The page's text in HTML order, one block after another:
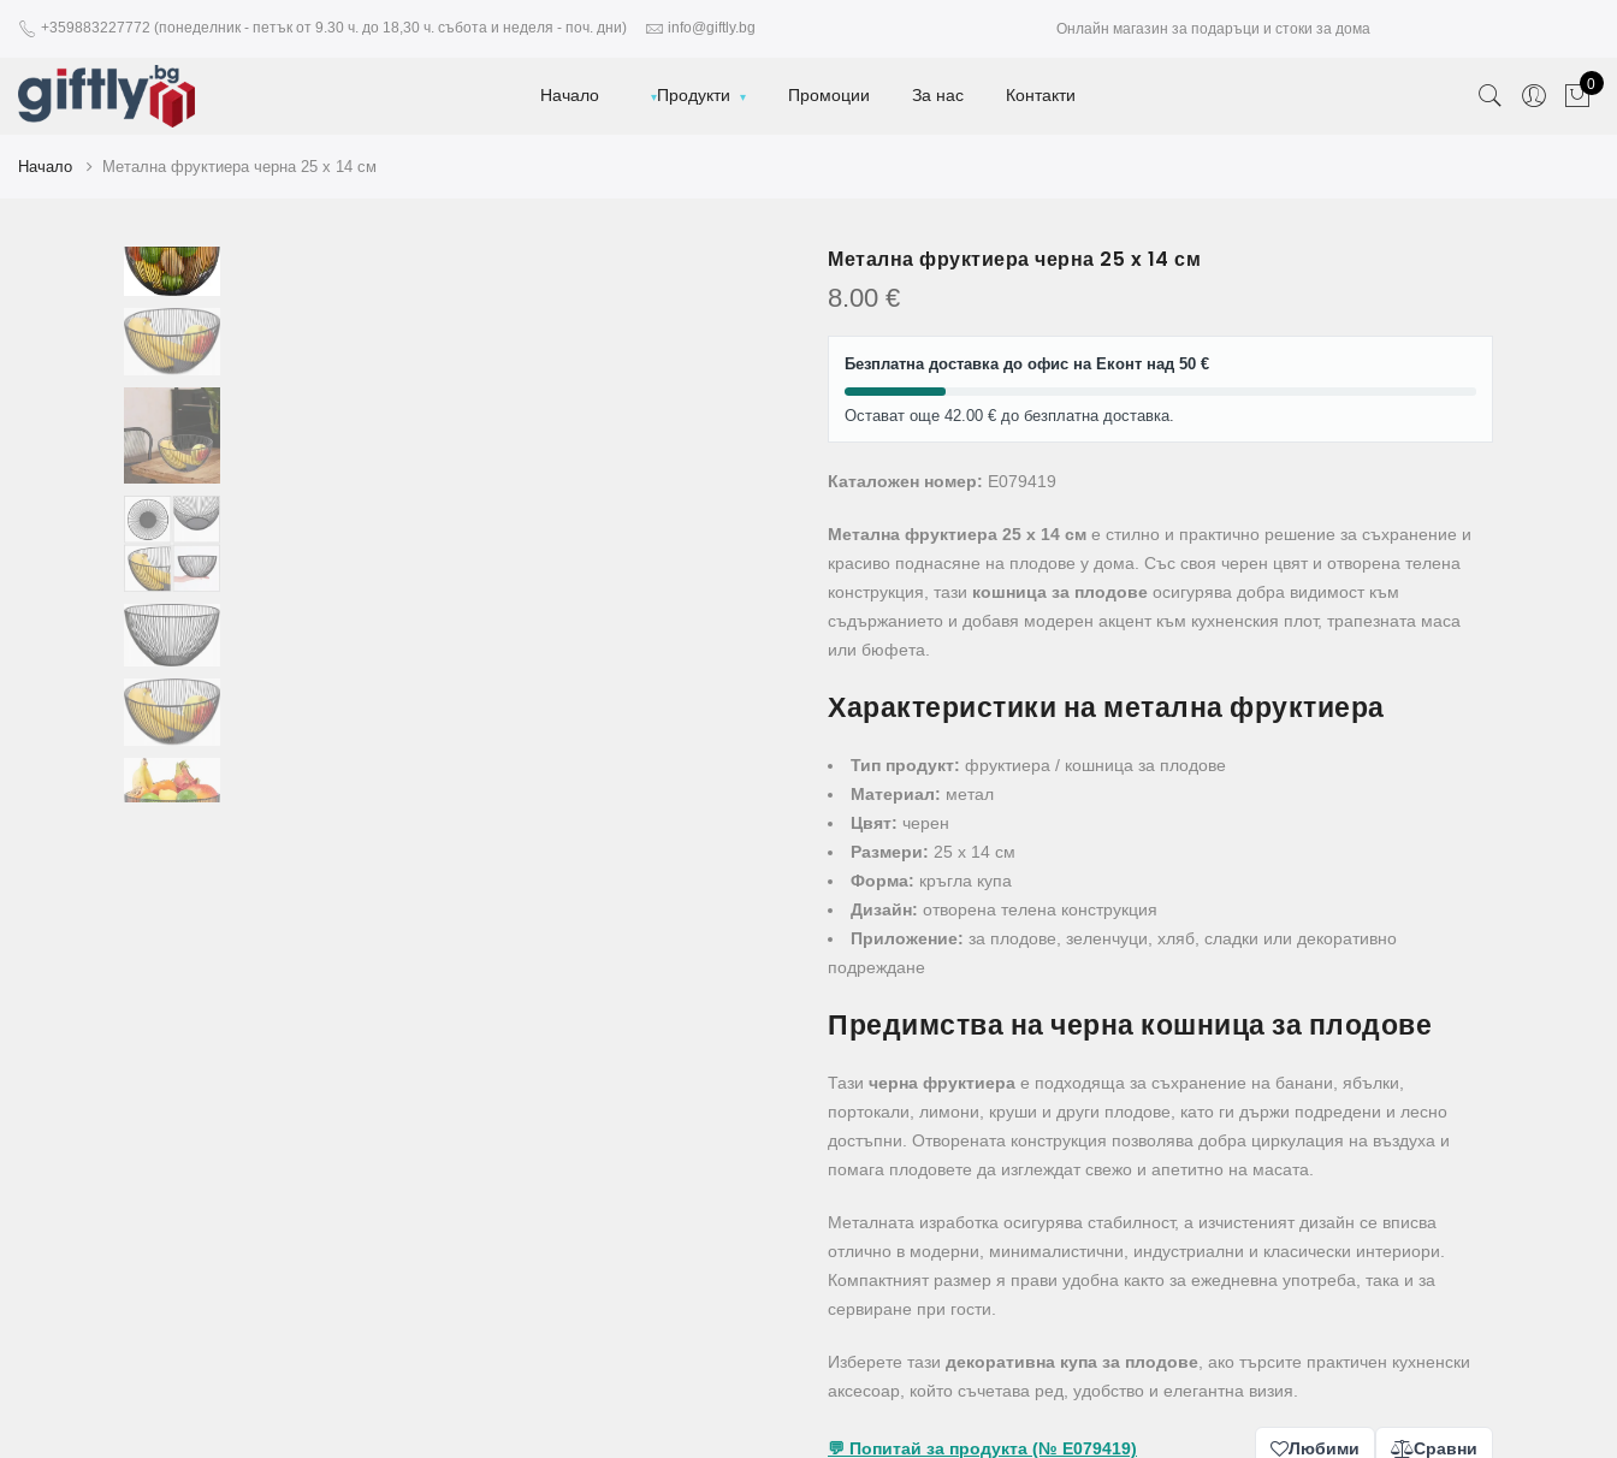
+359883227772 (понеделник - петък от 9.30 ч. до 18,30 ч. събота и неделя - поч. дни) info@giftly.bg Онлайн магазин за подаръци и стоки за дома
Начало Продукти Промоции За нас Контакти 0
Начало Метална фруктиера черна 25 x 14 см
Метална фруктиера черна 25 x 14 см
8.00 €
Безплатна доставка до офис на Еконт над 50 €
Остават още 42.00 € до безплатна доставка.
Каталожен номер: E079419
Метална фруктиера 25 x 14 см е стилно и практично решение за съхранение и
красиво поднасяне на плодове у дома. Със своя черен цвят и отворена телена
конструкция, тази кошница за плодове осигурява добра видимост към
съдържанието и добавя модерен акцент към кухненския плот, трапезната маса
или бюфета.
Характеристики на метална фруктиера
Тип продукт: фруктиера / кошница за плодове
Материал: метал
Цвят: черен
Размери: 25 x 14 см
Форма: кръгла купа
Дизайн: отворена телена конструкция
Приложение: за плодове, зеленчуци, хляб, сладки или декоративно
подреждане
Предимства на черна кошница за плодове
Тази черна фруктиера е подходяща за съхранение на банани, ябълки,
портокали, лимони, круши и други плодове, като ги държи подредени и лесно
достъпни. Отворената конструкция позволява добра циркулация на въздуха и
помага плодовете да изглеждат свежо и апетитно на масата.
Металната изработка осигурява стабилност, а изчистеният дизайн се вписва
отлично в модерни, минималистични, индустриални и класически интериори.
Компактният размер я прави удобна както за ежедневна употреба, така и за
сервиране при гости.
Изберете тази декоративна купа за плодове , ако търсите практичен кухненски
аксесоар, който съчетава ред, удобство и елегантна визия.
💬 Попитай за продукта (№ E079419) Любими Сравни